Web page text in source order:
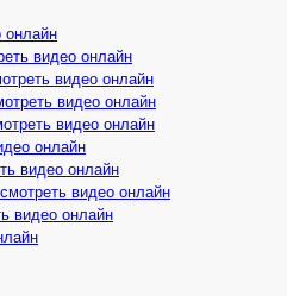
онлайн
видео онлайн
видео онлайн
видео онлайн
видео онлайн
онлайн
видео онлайн
видео онлайн
видео онлайн